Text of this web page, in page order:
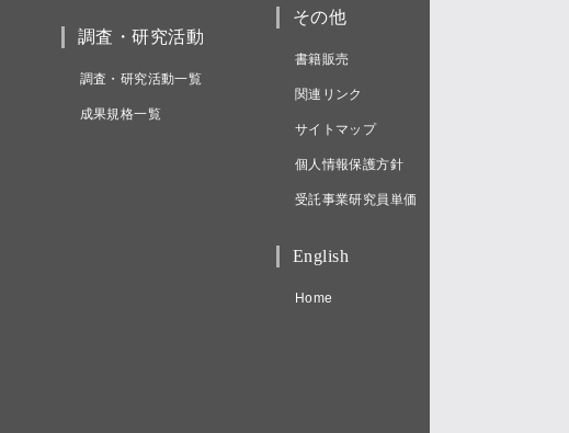
調査・研究活動
調査・研究活動一覧
成果規格一覧
その他
書籍販売
関連リンク
サイトマップ
個人情報保護方針
受託事業研究員単価
English
Home